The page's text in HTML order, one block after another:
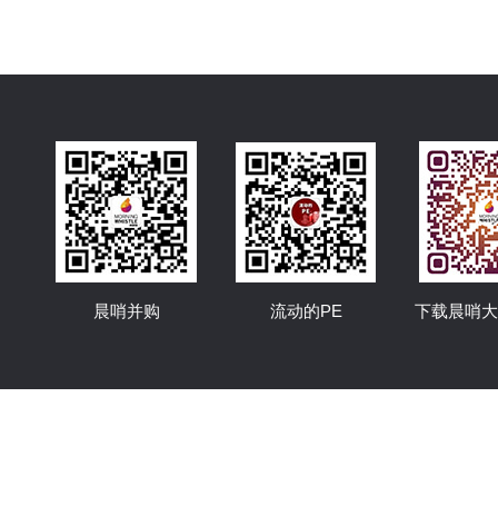
晨哨并购 流动的PE 下载晨哨